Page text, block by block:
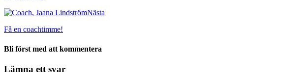
Nästa
Få en coachtimme!
Bli först med att kommentera
Lämna ett svar